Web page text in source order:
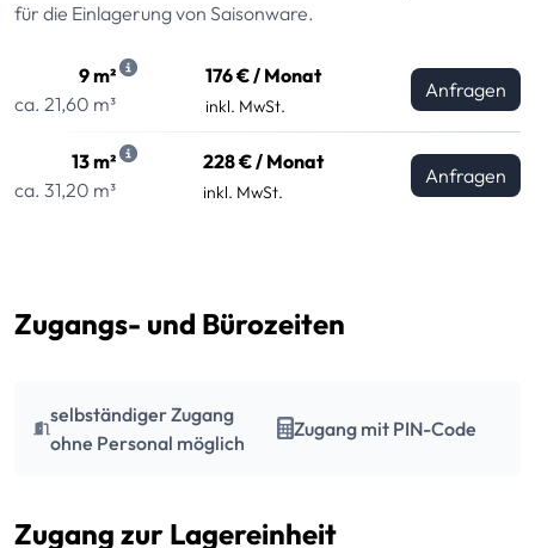
für die Einlagerung von Saisonware.
9 m²
ca. 21,60 m³
176 € / Monat
inkl. MwSt.
Anfragen
13 m²
ca. 31,20 m³
228 € / Monat
inkl. MwSt.
Anfragen
Zugangs- und Bürozeiten
selbständiger Zugang
ohne Personal möglich
Zugang mit PIN-Code
Zugang zur Lagereinheit